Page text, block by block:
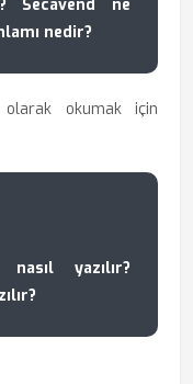
Secavend ne
nedir?
olarak okumak için
yazılır?